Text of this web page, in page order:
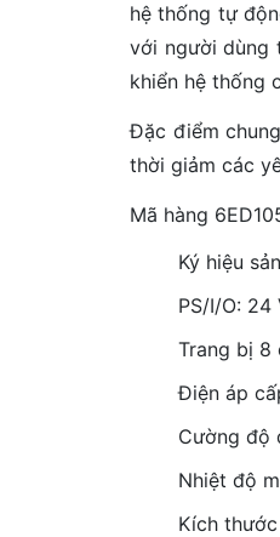
hệ thống tự
với người dùng
khiển hệ thống
Đặc điểm
thời giảm các
Mã hàng
Ký hiệu
PS/I/O: 24
Trang bị 8
Điện áp
Cường độ
Nhiệt độ
Kích